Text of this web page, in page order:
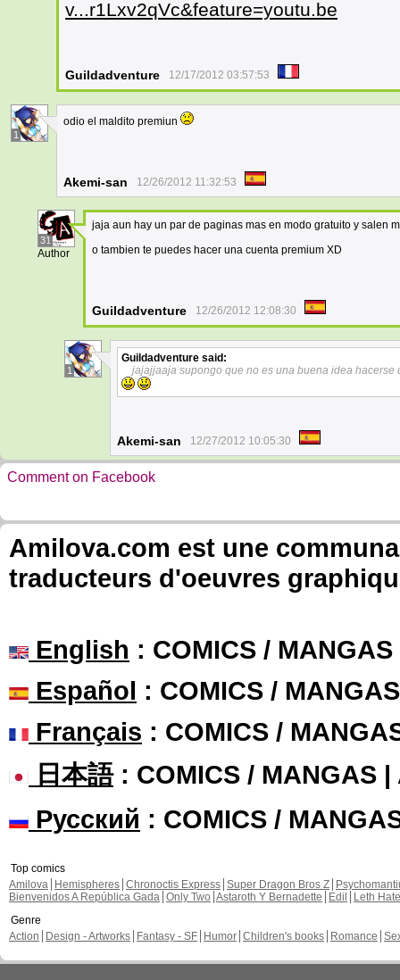
v...r1Lxv2qVc&feature=youtu.be
Guildadventure 12/17/2012 03:57:53
1
odio el maldito premiun
Akemi-san 12/26/2012 11:32:53
31
Author
jaja aun hay un par de paginas mas en modo gratuito y salen
o tambien te puedes hacer una cuenta premium XD
Guildadventure 12/26/2012 12:08:30
1
Guildadventure said:
jajajjaaja supongo que no es una buena idea hacerse
Akemi-san 12/27/2012 10:05:30
Comment on Facebook
Amilova.com est une
traducteurs d'oeuvres
English : COMICS /
Español : COMICS /
Français : COMICS /
日本語: COMICS / MANGAS |
Русский : COMICS /
Top comics
Amilova
Hemispheres Chronoctis Express Super Dragon Bros Z
Bienvenidos A República Gada Only Two Astaroth Y Bernadette Edil
Leth Hate
Genre
Action
Design - Artworks Fantasy - SF Humor Children's books Romance